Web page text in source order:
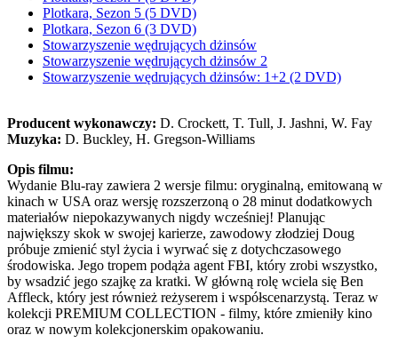
Plotkara, Sezon 5 (5 DVD)
Plotkara, Sezon 6 (3 DVD)
Stowarzyszenie wędrujących dżinsów
Stowarzyszenie wędrujących dżinsów 2
Stowarzyszenie wędrujących dżinsów: 1+2 (2 DVD)
Producent wykonawczy: D. Crockett, T. Tull, J. Jashni, W. Fay
Muzyka: D. Buckley, H. Gregson-Williams
Opis filmu:
Wydanie Blu-ray zawiera 2 wersje filmu: oryginalną, emitowaną w
kinach w USA oraz wersję rozszerzoną o 28 minut dodatkowych
materiałów niepokazywanych nigdy wcześniej! Planując
największy skok w swojej karierze, zawodowy złodziej Doug
próbuje zmienić styl życia i wyrwać się z dotychczasowego
środowiska. Jego tropem podąża agent FBI, który zrobi wszystko,
by wsadzić jego szajkę za kratki. W główną rolę wciela się Ben
Affleck, który jest również reżyserem i współscenarzystą. Teraz w
kolekcji PREMIUM COLLECTION - filmy, które zmieniły kino
oraz w nowym kolekcjonerskim opakowaniu.